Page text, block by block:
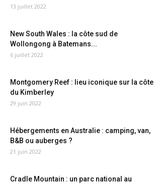
13 juillet 2022
New South Wales : la côte sud de
Wollongong à Batemans...
6 juillet 2022
Montgomery Reef : lieu iconique sur la côte
du Kimberley
29 juin 2022
Hébergements en Australie : camping, van,
B&B ou auberges ?
21 juin 2022
Cradle Mountain : un parc national au